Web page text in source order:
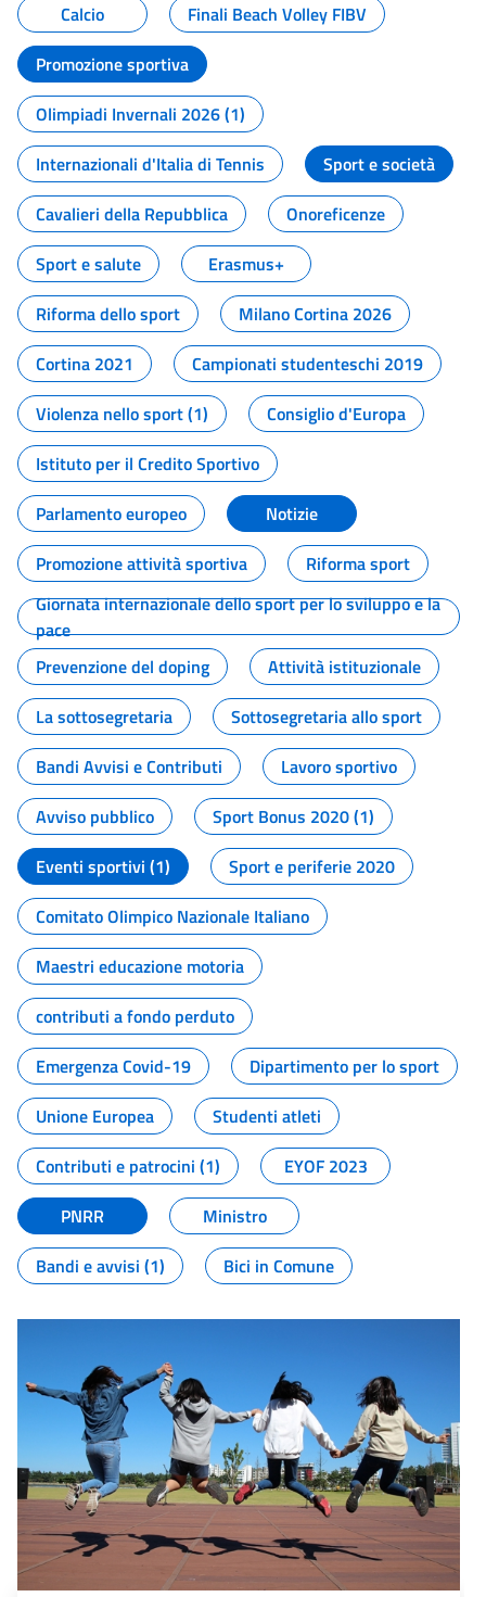
Calcio
Finali Beach Volley FIBV
Promozione sportiva
Olimpiadi Invernali 2026 (1)
Internazionali d'Italia di Tennis
Sport e società
Cavalieri della Repubblica
Onoreficenze
Sport e salute
Erasmus+
Riforma dello sport
Milano Cortina 2026
Cortina 2021
Campionati studenteschi 2019
Violenza nello sport (1)
Consiglio d'Europa
Istituto per il Credito Sportivo
Parlamento europeo
Notizie
Promozione attività sportiva
Riforma sport
Giornata internazionale dello sport per lo sviluppo e la
pace
Prevenzione del doping
Attività istituzionale
La sottosegretaria
Sottosegretaria allo sport
Bandi Avvisi e Contributi
Lavoro sportivo
Avviso pubblico
Sport Bonus 2020 (1)
Eventi sportivi (1)
Sport e periferie 2020
Comitato Olimpico Nazionale Italiano
Maestri educazione motoria
contributi a fondo perduto
Emergenza Covid-19
Dipartimento per lo sport
Unione Europea
Studenti atleti
Contributi e patrocini (1)
EYOF 2023
PNRR
Ministro
Bandi e avvisi (1)
Bici in Comune